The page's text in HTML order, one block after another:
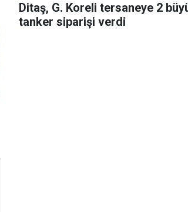
Ditaş, G. Koreli tersaneye 2
tanker siparişi verdi